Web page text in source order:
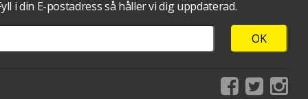
i din E-postadress så håller vi dig uppdaterad.